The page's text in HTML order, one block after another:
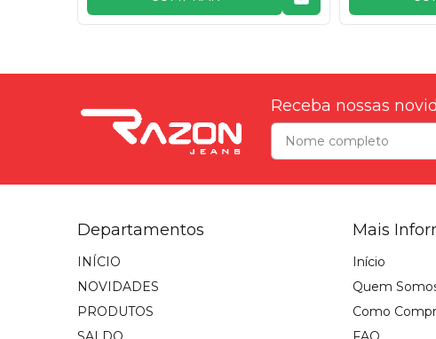
Receba nossas
Departamentos
INÍCIO
NOVIDADES
PRODUTOS
Mais
Início
Quem
Como